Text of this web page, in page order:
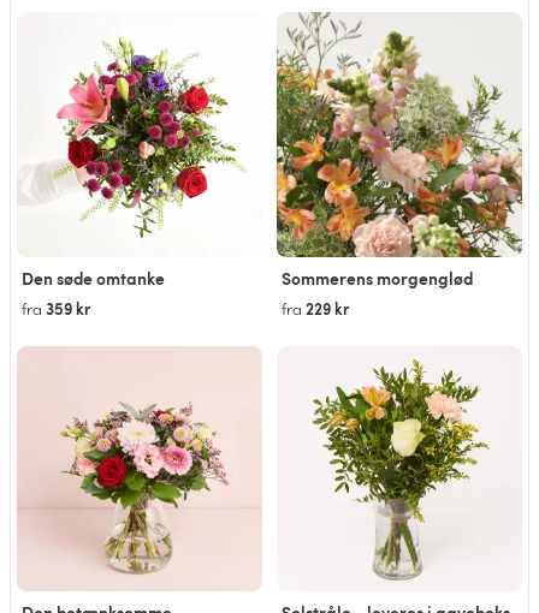
Den søde omtanke
fra 359 kr
Sommerens morgenglød
fra 229 kr